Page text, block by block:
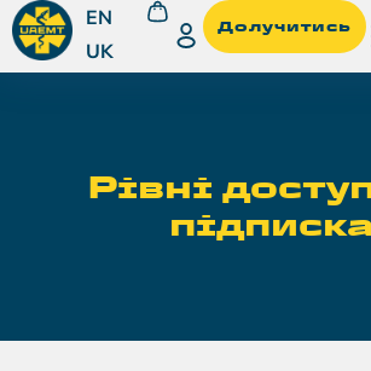
EN
UK
Долучитись
Рівні
підписка